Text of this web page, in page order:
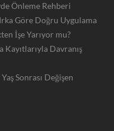
Önleme Rehberi
Irka Göre Doğru Uygulama
İşe Yarıyor mu?
Davranış
Sonrası Değişen